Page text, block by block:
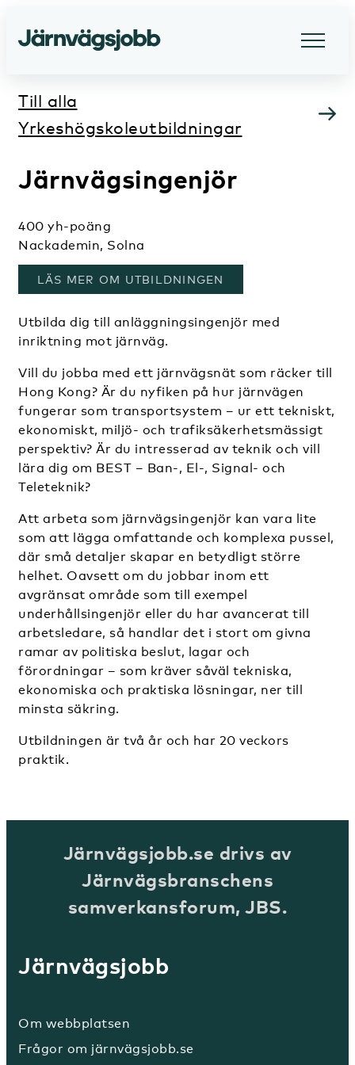
Till alla
Yrkeshögskoleutbildningar
Järnvägsingenjör
400 yh-poäng
Nackademin, Solna
LÄS MER OM UTBILDNINGEN
, ÖPPNAS I ETT NYTT FÖNSTER
Utbilda dig till anläggningsingenjör med
inriktning mot järnväg.
Vill du jobba med ett järnvägsnät som räcker till
Hong Kong? Är du nyfiken på hur järnvägen
fungerar som transportsystem – ur ett tekniskt,
ekonomiskt, miljö- och trafiksäkerhetsmässigt
perspektiv? Är du intresserad av teknik och vill
lära dig om BEST – Ban-, El-, Signal- och
Teleteknik?
Att arbeta som järnvägsingenjör kan vara lite
som att lägga omfattande och komplexa pussel,
där små detaljer skapar en betydligt större
helhet. Oavsett om du jobbar inom ett
avgränsat område som till exempel
underhållsingenjör eller du har avancerat till
arbetsledare, så handlar det i stort om givna
ramar av politiska beslut, lagar och
förordningar – som kräver såväl tekniska,
ekonomiska och praktiska lösningar, ner till
minsta säkring.
Utbildningen är två år och har 20 veckors
praktik.
Järnvägsjobb.se drivs av
Järnvägsbranschens
samverkansforum, JBS.
Järnvägsjobb
Om webbplatsen
Frågor om järnvägsjobb.se